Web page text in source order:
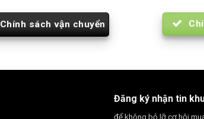
Chính sách vận chuyển
Đăng ký nhận tin
để không bỏ lỡ cơ hội